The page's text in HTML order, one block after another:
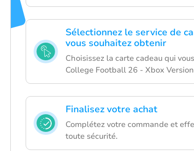
Sélectionnez le service de
vous souhaitez obtenir
Choisissez la carte cadeau qui
College Football 26 - Xbox
Finalisez votre achat
Complétez votre commande et
toute sécurité.